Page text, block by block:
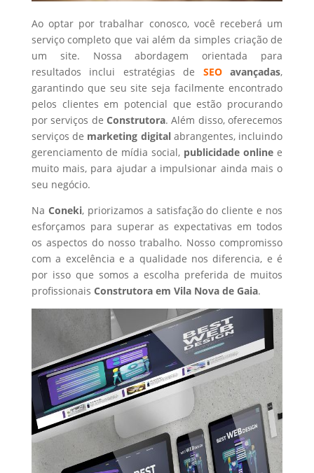
Ao optar por trabalhar conosco, você receberá um
serviço completo que vai além da simples criação de
um site. Nossa abordagem orientada para
resultados inclui estratégias de SEOavançadas,
garantindo que seu site seja facilmente encontrado
pelos clientes em potencial que estão procurando
por serviços de Construtora. Além disso, oferecemos
serviços de marketing digital abrangentes, incluindo
gerenciamento de mídia social, publicidade online e
muito mais, para ajudar a impulsionar ainda mais o
seu negócio.
Na Coneki, priorizamos a satisfação do cliente e nos
esforçamos para superar as expectativas em todos
os aspectos do nosso trabalho. Nosso compromisso
com a excelência e a qualidade nos diferencia, e é
por isso que somos a escolha preferida de muitos
profissionais Construtoraem Vila Nova de Gaia.